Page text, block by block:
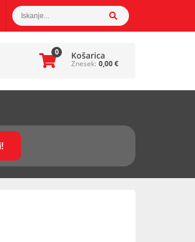
Košarica
0
Znesek: 0,00€